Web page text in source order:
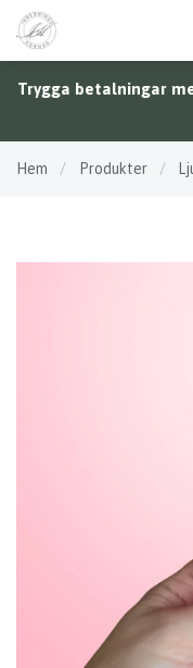
Trygga betalningar
Hem / Produkter /